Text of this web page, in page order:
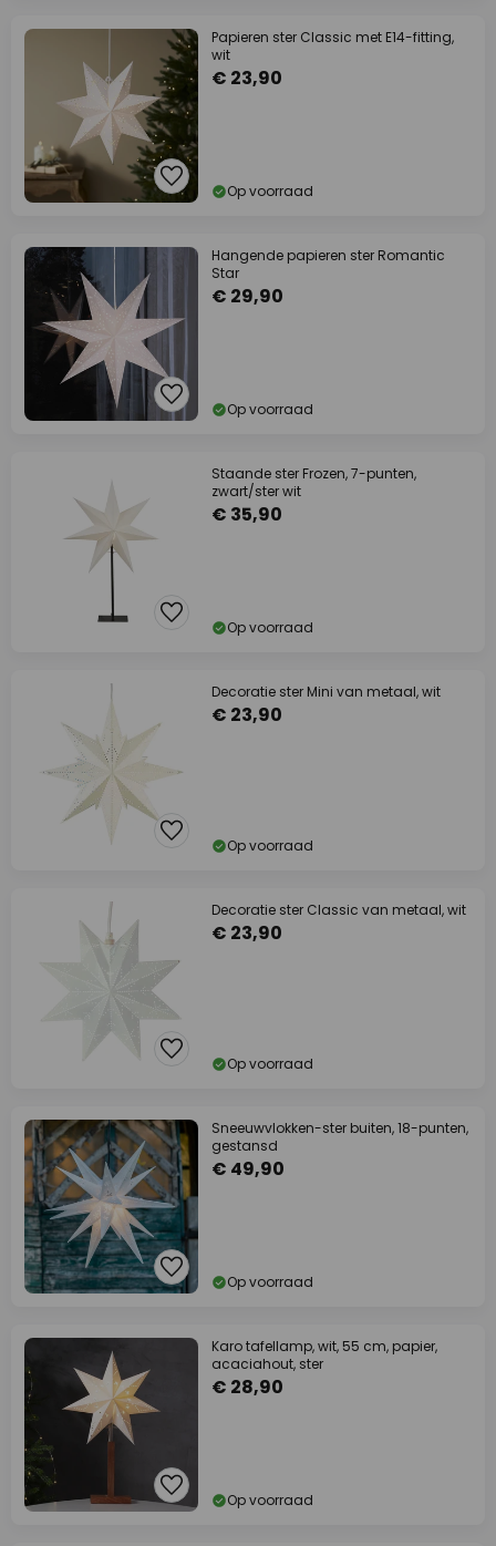
Papieren ster Classic met E14-fitting,
wit
€ 23,90
Op voorraad
Hangende papieren ster Romantic
Star
€ 29,90
Op voorraad
Staande ster Frozen, 7-punten,
zwart/ster wit
€ 35,90
Op voorraad
Decoratie ster Mini van metaal, wit
€ 23,90
Op voorraad
Decoratie ster Classic van metaal, wit
€ 23,90
Op voorraad
Sneeuwvlokken-ster buiten, 18-punten,
gestansd
€ 49,90
Op voorraad
Karo tafellamp, wit, 55 cm, papier,
acaciahout, ster
€ 28,90
Op voorraad